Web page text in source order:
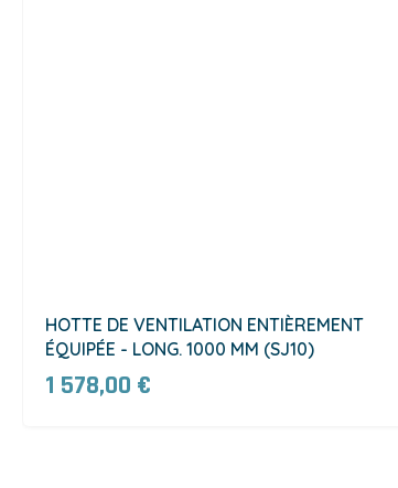
HOTTE DE VENTILATION ENTIÈREMENT
ÉQUIPÉE - LONG. 1000 MM (SJ10)
1 578,00 €